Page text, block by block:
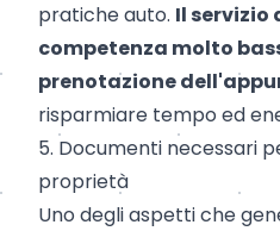
pratiche auto. Il servizio
competenza molto
prenotazione
risparmiare tempo ed
5. Documenti necessari
proprietà
Uno degli aspetti che